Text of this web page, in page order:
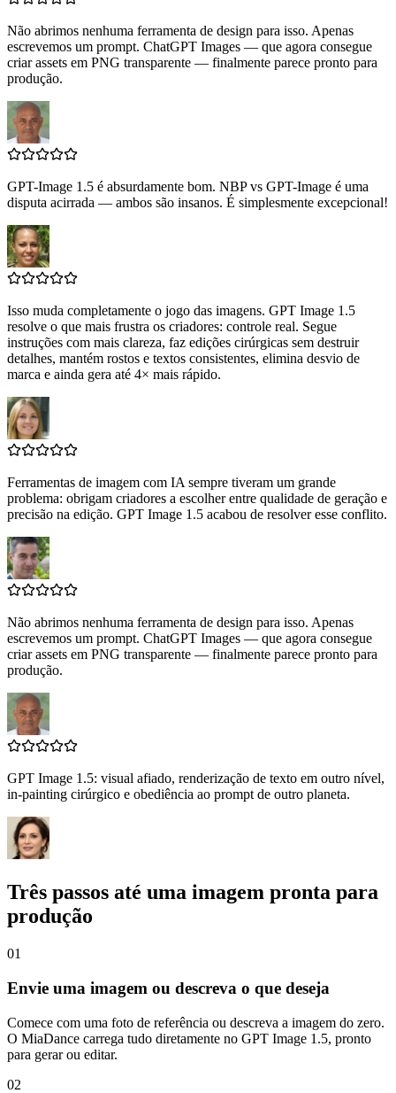
Não abrimos nenhuma ferramenta de design para isso. Apenas
escrevemos um prompt. ChatGPT Images — que agora consegue
criar assets em PNG transparente — finalmente parece pronto para
produção.
GPT-Image 1.5 é absurdamente bom. NBP vs GPT-Image é uma
disputa acirrada — ambos são insanos. É simplesmente excepcional!
Isso muda completamente o jogo das imagens. GPT Image 1.5
resolve o que mais frustra os criadores: controle real. Segue
instruções com mais clareza, faz edições cirúrgicas sem destruir
detalhes, mantém rostos e textos consistentes, elimina desvio de
marca e ainda gera até 4× mais rápido.
Ferramentas de imagem com IA sempre tiveram um grande
problema: obrigam criadores a escolher entre qualidade de geração e
precisão na edição. GPT Image 1.5 acabou de resolver esse conflito.
Não abrimos nenhuma ferramenta de design para isso. Apenas
escrevemos um prompt. ChatGPT Images — que agora consegue
criar assets em PNG transparente — finalmente parece pronto para
produção.
GPT Image 1.5: visual afiado, renderização de texto em outro nível,
in-painting cirúrgico e obediência ao prompt de outro planeta.
Três passos até uma imagem pronta para
produção
01
Envie uma imagem ou descreva o que deseja
Comece com uma foto de referência ou descreva a imagem do zero.
O MiaDance carrega tudo diretamente no GPT Image 1.5, pronto
para gerar ou editar.
02